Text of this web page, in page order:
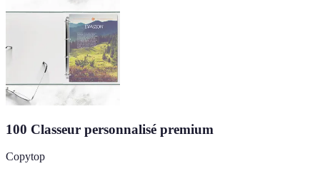
100 Classeur personnalisé premium
Copytop